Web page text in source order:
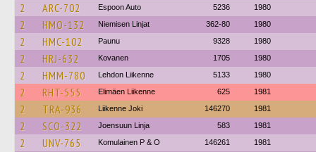
2 ARC-702 Espoon Auto 5236 1980
2 HMO-132 Niemisen Linjat 362-80 1980
2 HMC-102 Paunu 9328 1980
2 HRJ-632 Kovanen 1705 1980
2 HMM-780 Lehdon Liikenne 5133 1980
2 RHT-555 Elimäen Liikenne 625 1981
2 TRA-936 Liikenne Joki 146270 1981
2 SCO-322 Joensuun Linja 583 1981
2 UNV-765 Komulainen P & O 146261 1981